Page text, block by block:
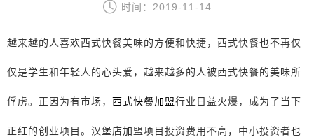
时间：2019-11-14
越来越的人喜欢西式快餐美味的方便和快捷，西式快餐也不再仅
仅是学生和年轻人的心头爱，越来越多的人被西式快餐的美味所
俘虏。正因为有市场， 西式快餐加盟行业日益火爆，成为了当下
正红的创业项目。汉堡店加盟项目投资费用不高，中小投资者也